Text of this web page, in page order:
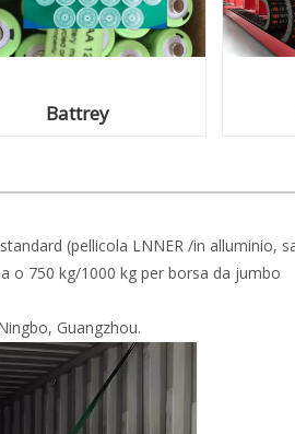
Battrey
(pellicola LNNER /in alluminio,
o 750 kg/1000 kg per borsa da jumbo
Guangzhou.